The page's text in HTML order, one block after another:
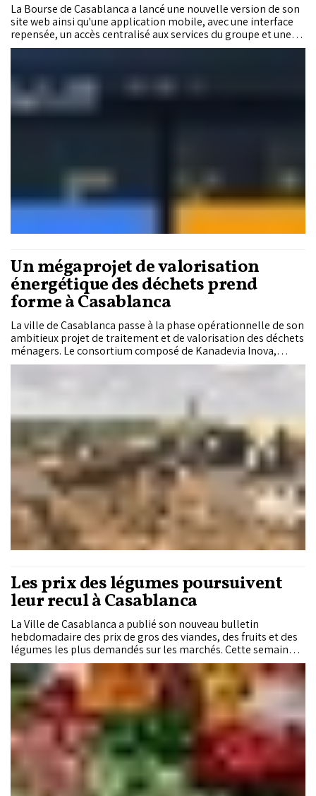
La Bourse de Casablanca a lancé une nouvelle version de son
site web ainsi qu'une application mobile, avec une interface
repensée, un accès centralisé aux services du groupe et une
navigation adaptée aux différents profils d'utilisateurs.
Un mégaprojet de valorisation
énergétique des déchets prend
forme à Casablanca
La ville de Casablanca passe à la phase opérationnelle de son
ambitieux projet de traitement et de valorisation des déchets
ménagers. Le consortium composé de Kanadevia Inova,
Nareva et Itochu a signé le contrat de concession avec la
l'électricité avec SRM Casablanca-Settat et l'ONEE, ouvrant la
voie au lancement des travaux préparatoires.
Les prix des légumes poursuivent
leur recul à Casablanca
La Ville de Casablanca a publié son nouveau bulletin
hebdomadaire des prix de gros des viandes, des fruits et des
légumes les plus demandés sur les marchés. Cette semaine,
plusieurs légumes poursuivent leur repli, tandis que les
viandes rouges enregistrent de légers ajustements à la
baisse. Le marché des fruits, en revanche, affiche des
évolutions plus contrastées, entre stabilité de certaines
références et variations sur les produits de saison.